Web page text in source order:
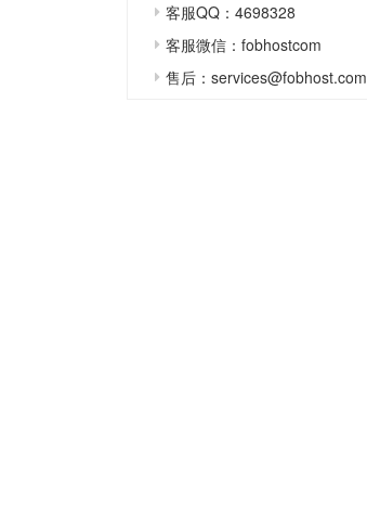
客服QQ：4698328
客服微信：fobhostcom
售后：services@fobhost.com